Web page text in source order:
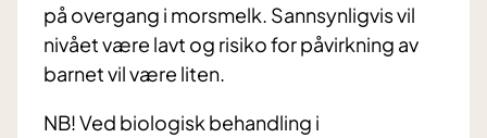
på overgang i morsmelk. Sannsynligvis vil
nivået være lavt og risiko for påvirkning av
barnet vil være liten.
NB! Ved biologisk behandling i